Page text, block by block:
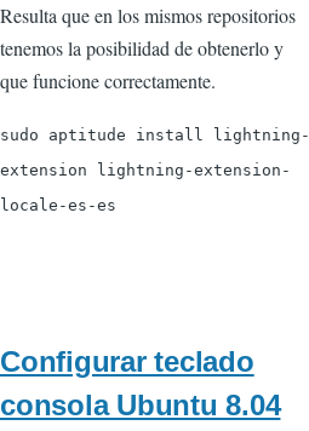
Resulta que en los mismos repositorios
tenemos la posibilidad de obtenerlo y
que funcione correctamente.
sudo aptitude install lightning-
extension lightning-extension-
locale-es-es
Configurar teclado
consola Ubuntu 8.04